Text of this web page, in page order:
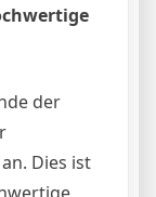
der
Dies ist